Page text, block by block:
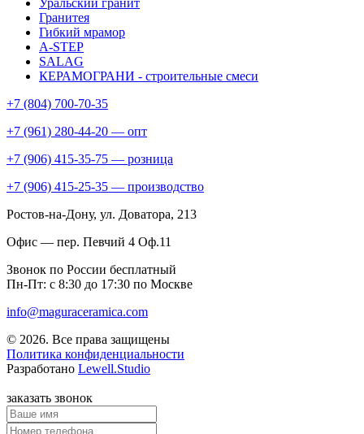
Уральский гранит
Гранитея
Гибкий мрамор
A-STEP
SALAG
КЕРАМОГРАНИ - строительные смеси
+7 (804) 700-70-35
+7 (961) 280-44-20 — опт
+7 (906) 415-35-75 — розница
+7 (906) 415-25-35 — производство
Ростов-на-Дону, ул. Доватора, 213
Офис — пер. Певчий 4 Оф.11
Звонок по России бесплатный
Пн-Пт: с 8:30 до 17:30 по Москве
info@maguraceramica.com
© 2026. Все права защищены
Политика конфиденциальности
Разработано Lewell.Studio
заказать звонок